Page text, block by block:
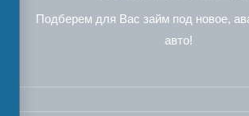
Подберем для Вас займ под новое,
авто!